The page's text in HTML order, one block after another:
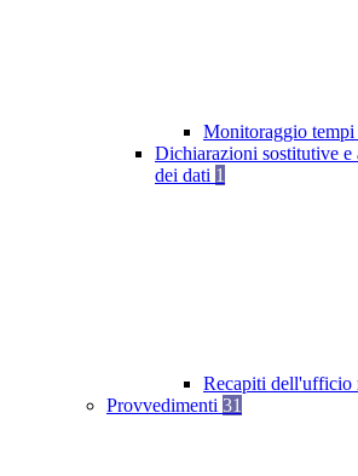
Monitoraggio tempi
Dichiarazioni sostitutive
dei dati 1
Recapiti dell'ufficio
Provvedimenti 31